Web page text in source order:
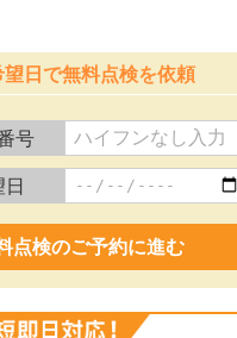
望日で無料点検を依頼
号